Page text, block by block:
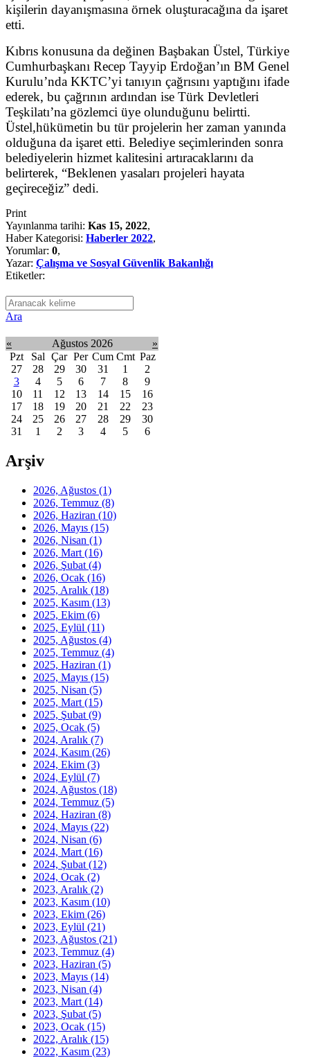
kişilerin dayanışmasına örnek oluşturacağına da işaret
etti.
Kıbrıs konusuna da değinen Başbakan Üstel, Türkiye
Cumhurbaşkanı Recep Tayyip Erdoğan’ın BM Genel
Kurulu’nda KKTC’yi tanıyın çağrısını yaptığını ifade
ederek, bu çağrının ardından ise Türk Devletleri
Teşkilatı’na gözlemci üye olunduğunu belirtti.
Üstel,hükümetin bu tür projelerin her zaman yanında
olduğuna da işaret etti. Belediye seçimlerinden sonra
belediyelerin hizmet kalitesini artıracaklarını da
belirterek, “Beklenen yasaları projeleri hayata
geçireceğiz” dedi.
Print
Yayınlanma tarihi: Kas 15, 2022,
Haber Kategorisi: Haberler 2022,
Yorumlar: 0,
Yazar: Çalışma ve Sosyal Güvenlik Bakanlığı
Etiketler:
Ara
« Ağustos 2026
»
Pzt
Sal Çar Per Cum Cmt Paz
27
28 29 30 31 1
2
3
4 5 6 7 8
9
10
11 12 13 14 15
16
17
18 19 20 21 22
23
24
25 26 27 28 29
30
31
1 2 3 4 5 6
Arşiv
2026, Ağustos (1)
2026, Temmuz (8)
2026, Haziran (10)
2026, Mayıs (15)
2026, Nisan (1)
2026, Mart (16)
2026, Şubat (4)
2026, Ocak (16)
2025, Aralık (18)
2025, Kasım (13)
2025, Ekim (6)
2025, Eylül (11)
2025, Ağustos (4)
2025, Temmuz (4)
2025, Haziran (1)
2025, Mayıs (15)
2025, Nisan (5)
2025, Mart (15)
2025, Şubat (9)
2025, Ocak (5)
2024, Aralık (7)
2024, Kasım (26)
2024, Ekim (3)
2024, Eylül (7)
2024, Ağustos (18)
2024, Temmuz (5)
2024, Haziran (8)
2024, Mayıs (22)
2024, Nisan (6)
2024, Mart (16)
2024, Şubat (12)
2024, Ocak (2)
2023, Aralık (2)
2023, Kasım (10)
2023, Ekim (26)
2023, Eylül (21)
2023, Ağustos (21)
2023, Temmuz (4)
2023, Haziran (5)
2023, Mayıs (14)
2023, Nisan (4)
2023, Mart (14)
2023, Şubat (5)
2023, Ocak (15)
2022, Aralık (15)
2022, Kasım (23)